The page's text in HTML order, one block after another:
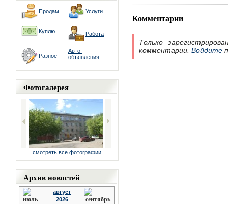
Продам Услуги
Куплю Работа
Разное
Авто-
объявления
Фотогалерея
смотреть все фотографии
Архив новостей
август
2026
Комментарии
Только
комментарии. Войдите